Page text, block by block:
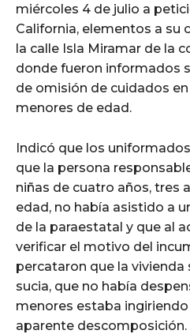
miércoles 4 de julio a
California, elementos a su
la calle Isla Miramar de la
donde fueron informados
de omisión de cuidados
menores de edad.
Indicó que los
que la persona
niñas de cuatro años, tres
edad, no había asistido a
de la paraestatal y que al
verificar el motivo del
percataron que la
sucia, que no había
menores estaba
aparente descomposición.